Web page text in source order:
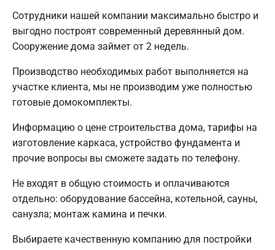
Сотрудники нашей компании максимально быстро и
выгодно построят современный деревянный дом.
Сооружение дома займет от 2 недель.
Производство необходимых работ выполняется на
участке клиента, мы не производим уже полностью
готовые домокомплекты.
Информацию о цене строительства дома, тарифы на
изготовление каркаса, устройство фундамента и
прочие вопросы вы сможете задать по телефону.
Не входят в общую стоимость и оплачиваются
отдельно: оборудование бассейна, котельной, сауны,
санузла; монтаж камина и печки.
Выбираете качественную компанию для постройки